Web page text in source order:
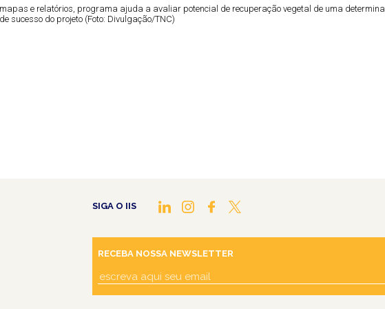
e relatórios, programa ajuda a avaliar potencial de recuperação vegetal de uma
sucesso do projeto (Foto: Divulgação/TNC)
SIGA O IIS
RECEBA NOSSA NEWSLETTER